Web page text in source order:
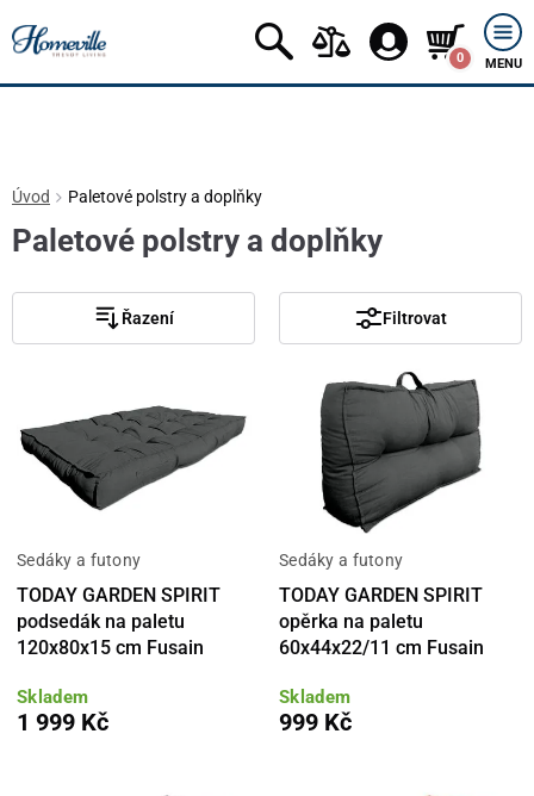
0 MENU
Úvod Paletové polstry a doplňky
Paletové polstry a doplňky
Řazení Filtrovat
Sedáky a futony
TODAY GARDEN SPIRIT
podsedák na paletu
120x80x15 cm Fusain
Skladem
1 999 Kč
Sedáky a futony
TODAY GARDEN SPIRIT
opěrka na paletu
60x44x22/11 cm Fusain
Skladem
999 Kč